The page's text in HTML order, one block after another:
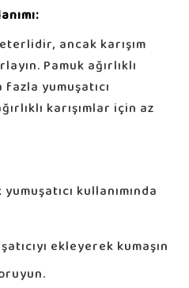
ancak karışım
Pamuk ağırlıklı
yumuşatıcı
karışımlar için az
kullanımında
ekleyerek kumaşın